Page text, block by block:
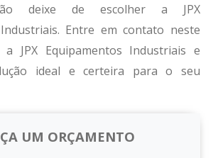
deixe de escolher a JPX
Entre em contato neste
JPX Equipamentos Industriais e
ideal e certeira para o seu
UM ORÇAMENTO